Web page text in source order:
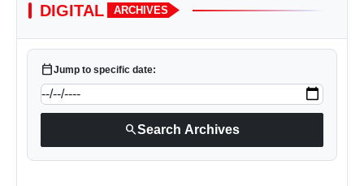
DIGITAL ARCHIVES
calendar_todayJump to specific date:
searchSearch Archives